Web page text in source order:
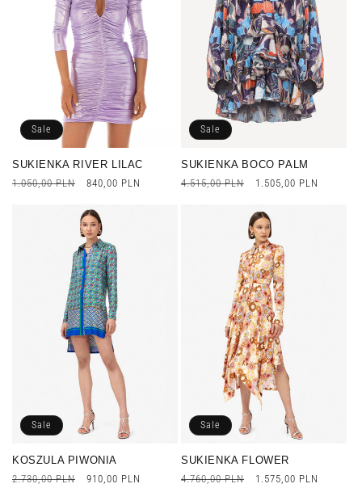
Sale
SUKIENKA RIVER LILAC
Cena
1.050,00 PLN
Cena
840,00 PLN
Sale
SUKIENKA BOCO PALM
Cena
4.515,00 PLN
Cena
1.505,00 PLN
Sale
KOSZULA PIWONIA
Cena
2.730,00 PLN
Cena
910,00 PLN
Sale
SUKIENKA FLOWER
Cena
4.760,00 PLN
Cena
1.575,00 PLN